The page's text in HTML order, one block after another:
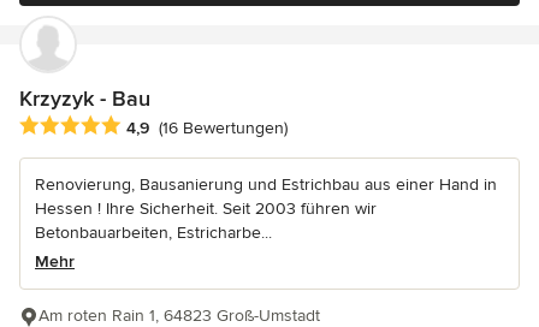
Krzyzyk - Bau
Durchschnittliche Bewertung: 4.9 von 5 Sternen
4,9 (16 Bewertungen)
Renovierung, Bausanierung und Estrichbau aus einer Hand in
Hessen ! Ihre Sicherheit. Seit 2003 führen wir
Betonbauarbeiten, Estricharbe...
Mehr
Am roten Rain 1, 64823 Groß-Umstadt